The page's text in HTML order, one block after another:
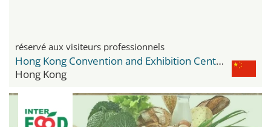
réservé aux visiteurs professionnels
Hong Kong Convention and Exhibition Centre
Hong Kong